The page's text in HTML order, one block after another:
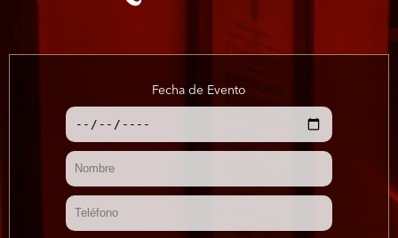
Fecha de Evento